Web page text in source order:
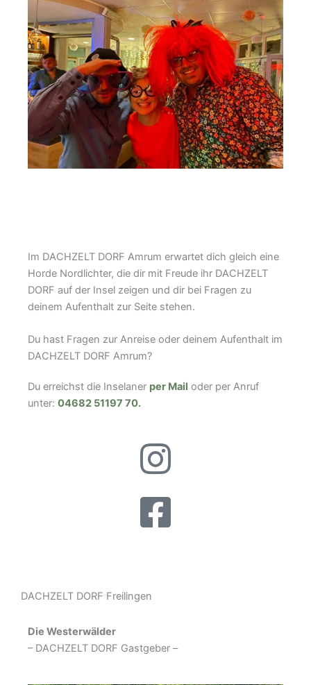
Im DACHZELT DORF Amrum erwartet dich gleich eine
Horde Nordlichter, die dir mit Freude ihr DACHZELT
DORF auf der Insel zeigen und dir bei Fragen zu
deinem Aufenthalt zur Seite stehen.
Du hast Fragen zur Anreise oder deinem Aufenthalt im
DACHZELT DORF Amrum?
Du erreichst die Inselaner per Mail oder per Anruf
unter: 04682 51197 70.
DACHZELT DORF Freilingen
Die Westerwälder
– DACHZELT DORF Gastgeber –